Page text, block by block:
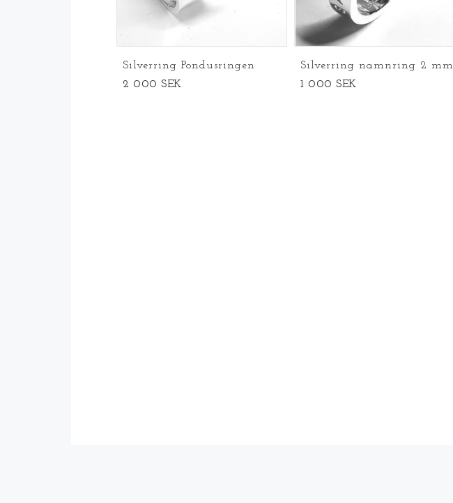
Silverring Pondusringen
2 000 SEK
Silverring namnring 2 mm
1 000 SEK